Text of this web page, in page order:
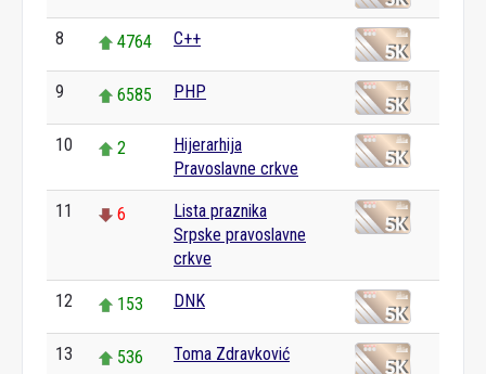
8 4764 C++
9 6585 PHP
10 2
Hijerarhija
Pravoslavne crkve
11 6
Lista praznika
Srpske pravoslavne
crkve
12 153 DNK
13 536 Toma Zdravković